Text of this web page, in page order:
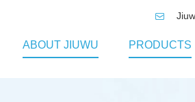

ABOUT JIUWU PRODUCTS